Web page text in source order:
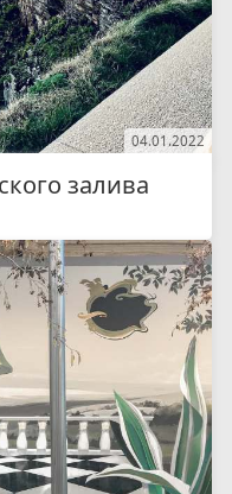
04.01.2022
залива